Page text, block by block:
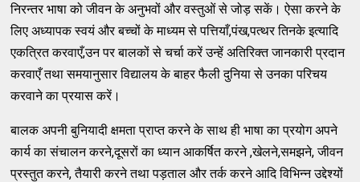
निरन्तर भाषा को जीवन के अनुभवों और वस्तुओं से जोड़ सकें। ऐसा करने के
लिए अध्यापक स्वयं और बच्चों के माध्यम से पत्तियाँ,पंख,पत्थर तिनके इत्यादि
एकत्रित करवाएँ,उन पर बालकों से चर्चा करें उन्हें अतिरिक्त जानकारी प्रदान
करवाएँ तथा समयानुसार विद्यालय के बाहर फैली दुनिया से उनका परिचय
करवाने का प्रयास करें।
बालक अपनी बुनियादी क्षमता प्राप्त करने के साथ ही भाषा का प्रयोग अपने
कार्य का संचालन करने,दूसरों का ध्यान आकर्षित करने ,खेलने,समझने, जीवन
प्रस्तुत करने, तैयारी करने तथा पड़ताल और तर्क करने आदि विभिन्न उद्देश्यों